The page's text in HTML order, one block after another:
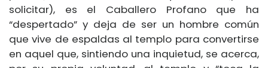
solicitar), es el Caballero Profano que ha
“despertado” y deja de ser un hombre común
que vive de espaldas al templo para convertirse
en aquel que, sintiendo una inquietud, se acerca,